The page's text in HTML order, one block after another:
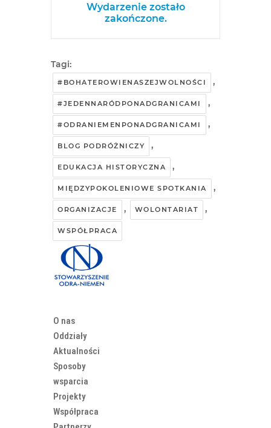
Wydarzenie zostało
zakończone.
Tagi:
#BOHATEROWIENASZEJWOLNOŚCI ,
#JEDENNARÓDPONADGRANICAMI ,
#ODRANIEMENPONADGRANICAMI ,
BLOG PODRÓŻNICZY ,
EDUKACJA HISTORYCZNA ,
MIĘDZYPOKOLENIOWE SPOTKANIA ,
ORGANIZACJE , WOLONTARIAT ,
WSPÓŁPRACA
O nas
Oddziały
Aktualności
Sposoby
wsparcia
Projekty
Współpraca